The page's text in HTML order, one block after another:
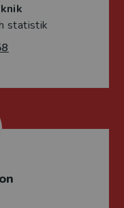
statistik